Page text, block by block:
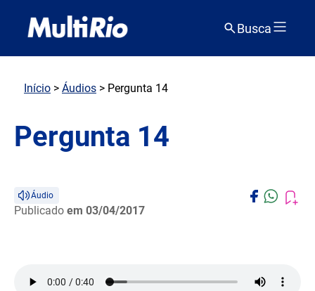
Busca
Início > Áudios > Pergunta 14
Pergunta 14
Áudio
Publicado em 03/04/2017